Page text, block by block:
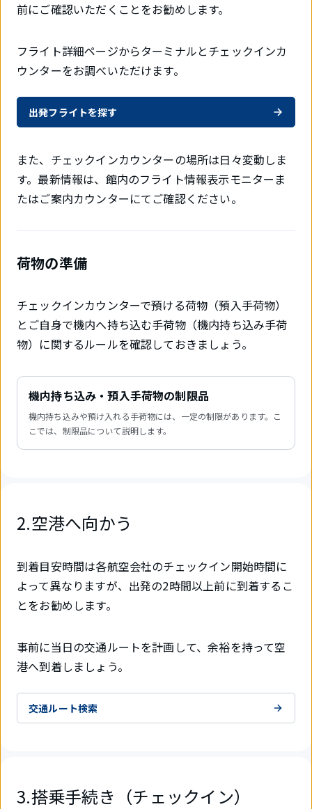
前にご確認いただくことをお勧めします。
フライト詳細ページからターミナルとチェックインカ
ウンターをお調べいただけます。
出発フライトを探す
また、チェックインカウンターの場所は日々変動しま
す。最新情報は、館内のフライト情報表示モニターま
たはご案内カウンターにてご確認ください。
荷物の準備
チェックインカウンターで預ける荷物（預入手荷物）
とご自身で機内へ持ち込む手荷物（機内持ち込み手荷
物）に関するルールを確認しておきましょう。
機内持ち込み・預入手荷物の制限品
機内持ち込みや預け入れる手荷物には、一定の制限があります。こ
こでは、制限品について説明します。
2.空港へ向かう
到着目安時間は各航空会社のチェックイン開始時間に
よって異なりますが、出発の2時間以上前に到着するこ
とをお勧めします。
事前に当日の交通ルートを計画して、余裕を持って空
港へ到着しましょう。
交通ルート検索
3.搭乗手続き（チェックイン）